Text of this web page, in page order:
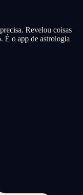
Revelou coisas
É o app de astrologia